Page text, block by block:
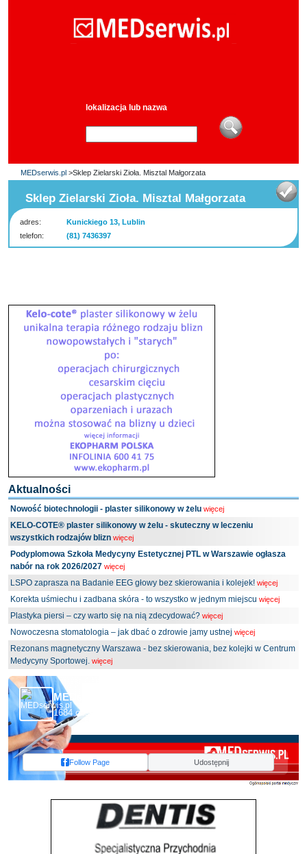
lokalizacja lub nazwa
MEDserwis.pl >Sklep Zielarski Zioła. Misztal Małgorzata
Sklep Zielarski Zioła. Misztal Małgorzata
adres:
Kunickiego 13, Lublin
telefon:
(81) 7436397
Aktualności
Nowość biotechnologii - plaster silikonowy w żelu więcej
KELO-COTE® plaster silikonowy w żelu - skuteczny w leczeniu
wszystkich rodzajów blizn więcej
Podyplomowa Szkoła Medycyny Estetycznej PTL w Warszawie ogłasza
nabór na rok 2026/2027 więcej
LSPO zaprasza na Badanie EEG głowy bez skierowania i kolejek! więcej
Korekta uśmiechu i zadbana skóra - to wszystko w jednym miejscu więcej
Plastyka piersi – czy warto się na nią zdecydować? więcej
Nowoczesna stomatologia – jak dbać o zdrowie jamy ustnej więcej
Rezonans magnetyczny Warszawa - bez skierowania, bez kolejki w Centrum
Medycyny Sportowej. więcej
MEDserwis.pl - Ogólnopolski Portal Medyczny
1684 obserwujących
Follow Page Udostępnij